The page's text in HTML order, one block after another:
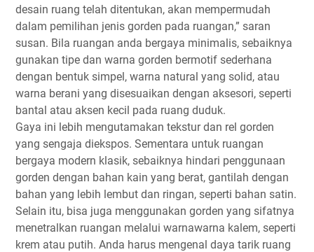
desain ruang telah ditentukan, akan mempermudah
dalam pemilihan jenis gorden pada ruangan,” saran
susan. Bila ruangan anda bergaya minimalis, sebaiknya
gunakan tipe dan warna gorden bermotif sederhana
dengan bentuk simpel, warna natural yang solid, atau
warna berani yang disesuaikan dengan aksesori, seperti
bantal atau aksen kecil pada ruang duduk.
Gaya ini lebih mengutamakan tekstur dan rel gorden
yang sengaja diekspos. Sementara untuk ruangan
bergaya modern klasik, sebaiknya hindari penggunaan
gorden dengan bahan kain yang berat, gantilah dengan
bahan yang lebih lembut dan ringan, seperti bahan satin.
Selain itu, bisa juga menggunakan gorden yang sifatnya
menetralkan ruangan melalui warnawarna kalem, seperti
krem atau putih. Anda harus mengenal daya tarik ruang